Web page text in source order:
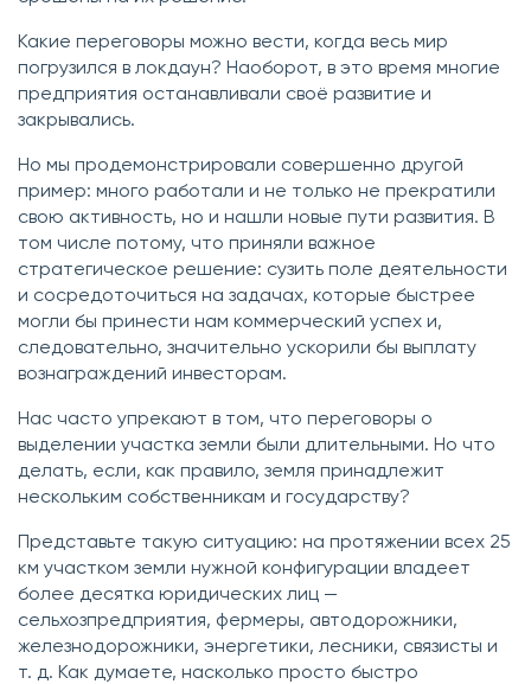
Какие переговоры можно вести, когда весь мир
погрузился в локдаун? Наоборот, в это время многие
предприятия останавливали своё развитие и
закрывались.
Но мы продемонстрировали совершенно другой
пример: много работали и не только не прекратили
свою активность, но и нашли новые пути развития. В
том числе потому, что приняли важное
стратегическое решение: сузить поле деятельности
и сосредоточиться на задачах, которые быстрее
могли бы принести нам коммерческий успех и,
следовательно, значительно ускорили бы выплату
вознаграждений инвесторам.
Нас часто упрекают в том, что переговоры о
выделении участка земли были длительными. Но что
делать, если, как правило, земля принадлежит
нескольким собственникам и государству?
Представьте такую ситуацию: на протяжении всех 25
км участком земли нужной конфигурации владеет
более десятка юридических лиц —
сельхозпредприятия, фермеры, автодорожники,
железнодорожники, энергетики, лесники, связисты и
т. д. Как думаете, насколько просто быстро